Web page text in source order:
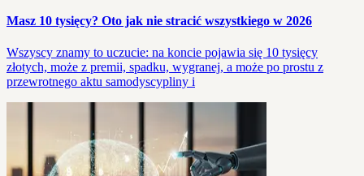
Masz 10 tysięcy? Oto jak nie stracić wszystkiego w 2026
Wszyscy znamy to uczucie: na koncie pojawia się 10 tysięcy
złotych, może z premii, spadku, wygranej, a może po prostu z
przewrotnego aktu samodyscypliny i